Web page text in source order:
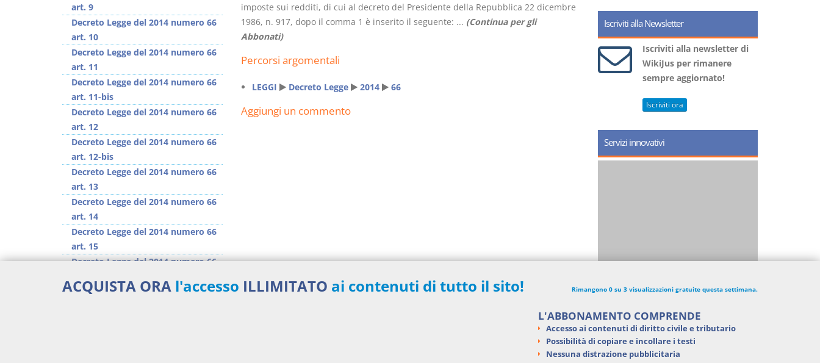
imposte sui redditi, di cui al decreto del Presidente della Repubblica 22 dicembre
1986, n. 917, dopo il comma 1 è inserito il seguente: ... (Continua per gli
Abbonati)
Percorsi argomentali
LEGGI Decreto Legge 2014 66
Aggiungi un commento
art. 9
Decreto Legge del 2014 numero 66
art. 10
Decreto Legge del 2014 numero 66
art. 11
Decreto Legge del 2014 numero 66
art. 11-bis
Decreto Legge del 2014 numero 66
art. 12
Decreto Legge del 2014 numero 66
art. 12-bis
Decreto Legge del 2014 numero 66
art. 13
Decreto Legge del 2014 numero 66
art. 14
Decreto Legge del 2014 numero 66
art. 15
Decreto Legge del 2014 numero 66
Decreto Legge del 2014 numero 66
Iscriviti alla Newsletter
Iscriviti alla newsletter di
WikiJus per rimanere
sempre aggiornato!
Iscriviti ora
Servizi innovativi
ACQUISTA ORA l'accesso ILLIMITATO ai contenuti di tutto il sito! Rimangono 0 su 3 visualizzazioni gratuite questa settimana.
L'ABBONAMENTO COMPRENDE
Accesso ai contenuti di diritto civile e tributario
Possibilità di copiare e incollare i testi
Nessuna distrazione pubblicitaria